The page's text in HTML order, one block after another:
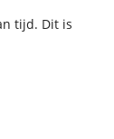
tijd. Dit is